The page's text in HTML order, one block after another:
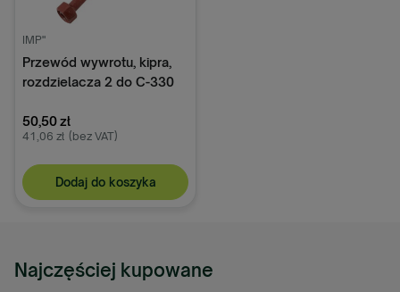
IMP"
Przewód wywrotu, kipra,
rozdzielacza 2 do C-330
50,50 zł
41,06 zł (bez VAT)
Dodaj do koszyka
Najczęściej kupowane